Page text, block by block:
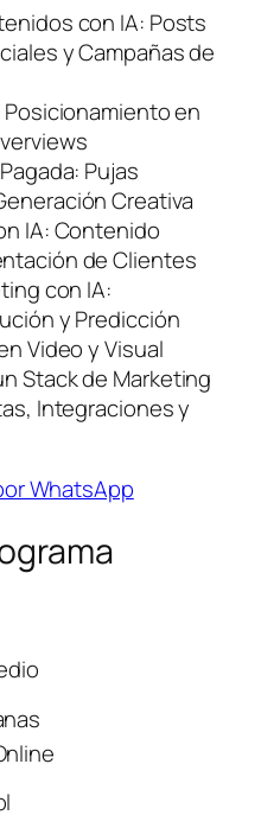
con IA: Posts
y Campañas de
Posicionamiento en
Pujas
Creativa
IA: Contenido
de Clientes
con IA:
y Predicción
Video y Visual
Stack de Marketing
Integraciones y
WhatsApp